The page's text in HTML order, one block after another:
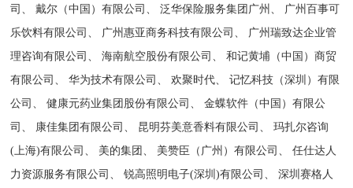
司、 戴尔（中国）有限公司、 泛华保险服务集团广州、 广州百事可
乐饮料有限公司、 广州惠亚商务科技有限公司、 广州瑞致达企业管
理咨询有限公司、 海南航空股份有限公司、 和记黄埔（中国）商贸
有限公司、 华为技术有限公司、 欢聚时代、 记忆科技（深圳）有限
公司、 健康元药业集团股份有限公司、 金蝶软件（中国）有限公
司、 康佳集团有限公司、 昆明芬美意香料有限公司、 玛扎尔咨询
(上海)有限公司、 美的集团、 美赞臣（广州）有限公司、 任仕达人
力资源服务有限公司、 锐高照明电子(深圳)有限公司、 深圳赛格人